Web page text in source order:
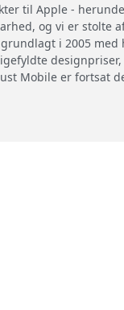
til Apple -
og vi er stolte
i 2005 med
Mobile er fortsat